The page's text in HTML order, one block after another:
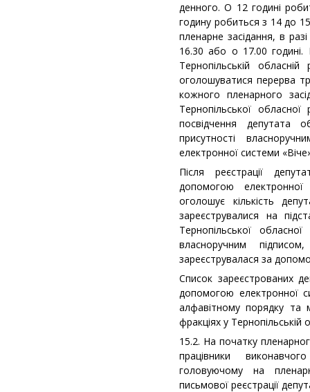
денного. О 12 годині
годину робиться з 14 до
пленарне засідання, в
16.30 або о 17.00 годині.
Тернопільській
оголошуватися перерва
кожного пленарного
Тернопільської
посвідчення депутата
присутності
електронної системи
Після реєстрації
допомогою
оголошує кількість
зареєструвалися на
Тернопільської
власноручним
зареєструвалася за
Список зареєстрованих
допомогою електронної
алфавітному порядку та
фракціях у Тернопільській
15.2. На початку
працівники
головуючому на
письмової реєстрації